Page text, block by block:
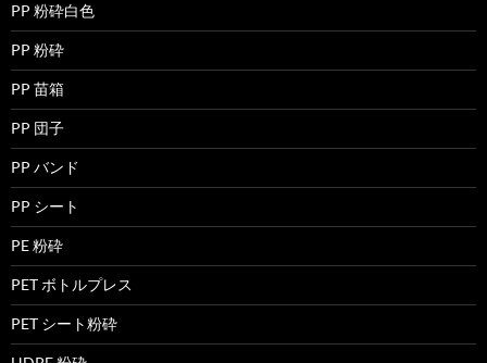
PP 粉砕白色
PP 粉砕
PP 苗箱
PP 団子
PP バンド
PP シート
PE 粉砕
PET ボトルプレス
PET シート粉砕